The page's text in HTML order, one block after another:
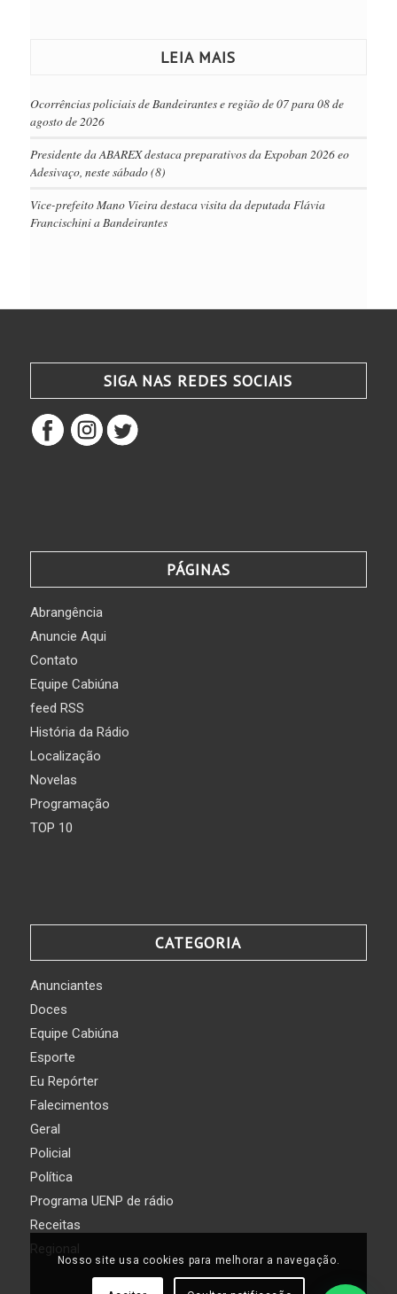
LEIA MAIS
Ocorrências policiais de Bandeirantes e região de 07 para 08 de
agosto de 2026
Presidente da ABAREX destaca preparativos da Expoban 2026 eo
Adesivaço, neste sábado (8)
Vice-prefeito Mano Vieira destaca visita da deputada Flávia
Francischini a Bandeirantes
SIGA NAS REDES SOCIAIS
PÁGINAS
Abrangência
Anuncie Aqui
Contato
Equipe Cabiúna
feed RSS
História da Rádio
Localização
Novelas
Programação
TOP 10
CATEGORIA
Anunciantes
Doces
Equipe Cabiúna
Esporte
Eu Repórter
Falecimentos
Geral
Policial
Política
Programa UENP de rádio
Receitas
Regional
Nosso site usa cookies para melhorar a navegação.